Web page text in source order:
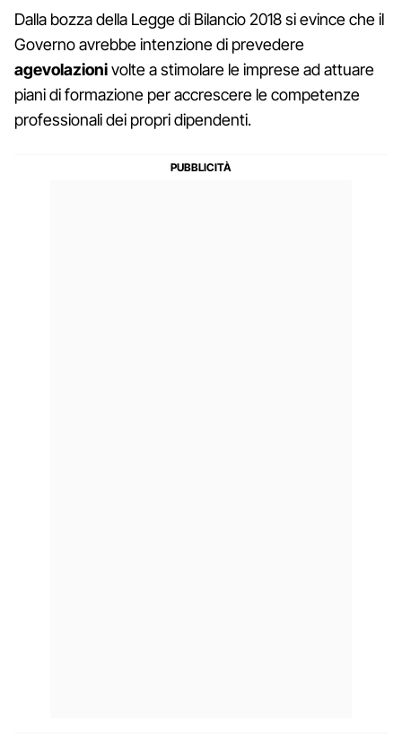
Dalla bozza della Legge di Bilancio 2018 si evince che il
Governo avrebbe intenzione di prevedere
agevolazionivolte a stimolare le imprese ad attuare
piani di formazione per accrescere le competenze
professionali dei propri dipendenti.